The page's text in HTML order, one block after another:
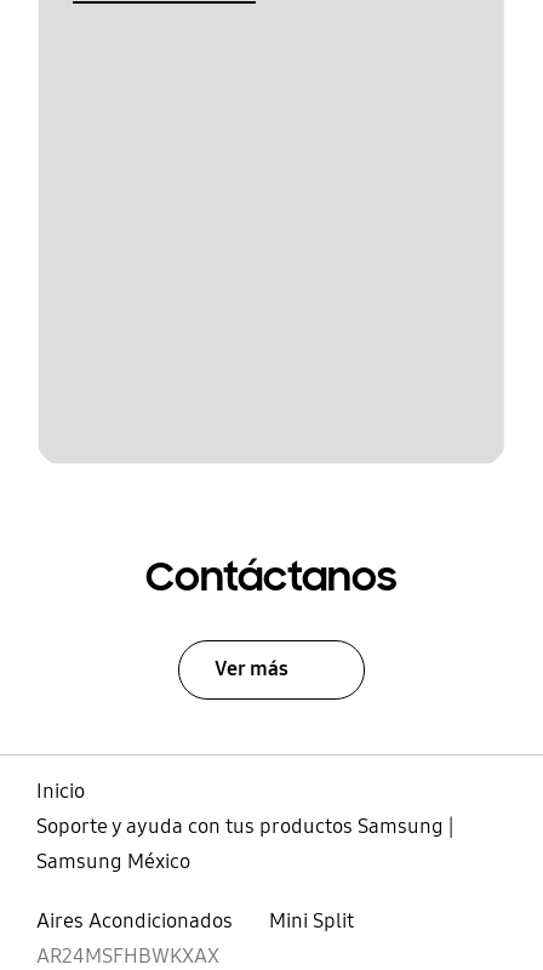
Contáctanos
Ver más
Inicio
Soporte y ayuda con tus productos Samsung |
Samsung México
Aires Acondicionados
Mini Split
AR24MSFHBWKXAX